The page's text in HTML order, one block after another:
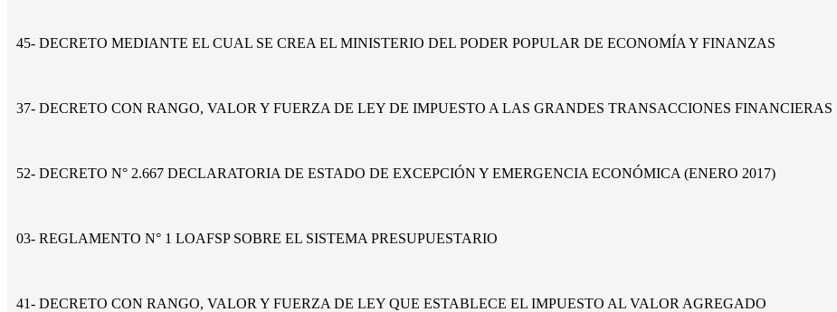
45- DECRETO MEDIANTE EL CUAL SE CREA EL MINISTERIO DEL PODER POPULAR DE ECONOMÍA Y FINANZAS
37- DECRETO CON RANGO, VALOR Y FUERZA DE LEY DE IMPUESTO A LAS GRANDES TRANSACCIONES FINANCIERAS
52- DECRETO N° 2.667 DECLARATORIA DE ESTADO DE EXCEPCIÓN Y EMERGENCIA ECONÓMICA (ENERO 2017)
03- REGLAMENTO N° 1 LOAFSP SOBRE EL SISTEMA PRESUPUESTARIO
41- DECRETO CON RANGO, VALOR Y FUERZA DE LEY QUE ESTABLECE EL IMPUESTO AL VALOR AGREGADO